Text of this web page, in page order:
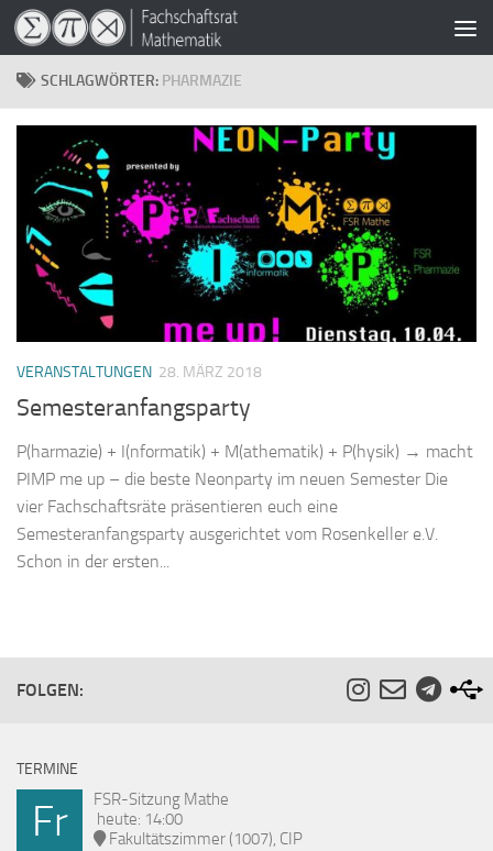
Zum Inhalt springen
SCHLAGWÖRTER: PHARMAZIE
VERANSTALTUNGEN 28. MÄRZ 2018
Semesteranfangsparty
P(harmazie) + I(nformatik) + M(athematik) + P(hysik) → macht
PIMP me up – die beste Neonparty im neuen Semester Die
vier Fachschaftsräte präsentieren euch eine
Semesteranfangsparty ausgerichtet vom Rosenkeller e.V.
Schon in der ersten...
FOLGEN:
TERMINE
Fr
FSR-Sitzung Mathe
heute: 14:00
Fakultätszimmer (1007), CIP